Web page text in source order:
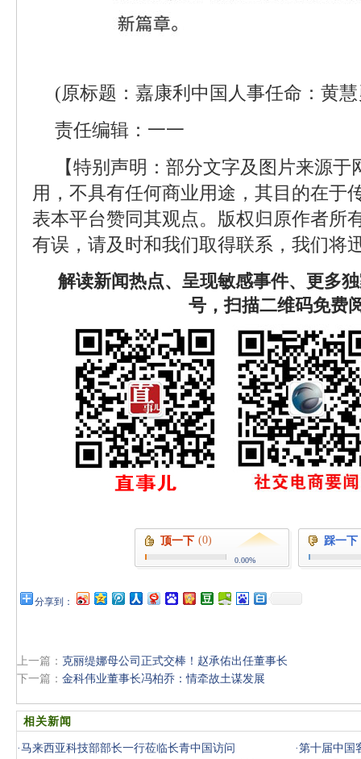
(原标题：嘉康利中国人事任命：黄
责任编辑：一一
【特别声明：部分文字及图片来源
用，不具有任何商业用途，其目的在于
表本平台赞同其观点。版权归原作者所
有误，请及时和我们取得联系，我们将
解读新闻热点、呈现敏感事件、更多
号，扫描二维码免费
顶一下 (0)
0.00%
踩一下
分享到：
上一篇： 克丽缇娜母公司正式交棒！赵承佑出任董事长
下一篇： 金科伟业董事长冯柏乔：情牵故土谋发展
相关新闻
·马来西亚科技部部长一行莅临长青中国访问 ·第十届中国